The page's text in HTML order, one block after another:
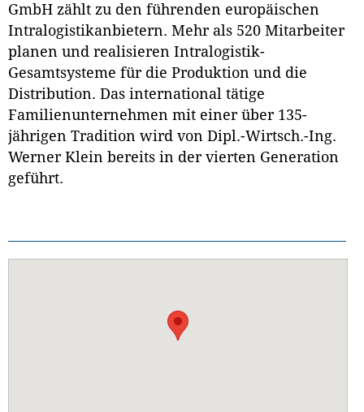
GmbH zählt zu den führenden europäischen
Intralogistikanbietern. Mehr als 520 Mitarbeiter
planen und realisieren Intralogistik-
Gesamtsysteme für die Produktion und die
Distribution. Das international tätige
Familienunternehmen mit einer über 135-
jährigen Tradition wird von Dipl.-Wirtsch.-Ing.
Werner Klein bereits in der vierten Generation
geführt.